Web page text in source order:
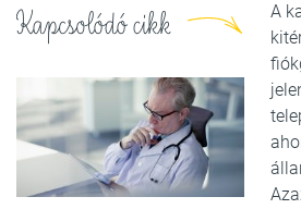
Kapcsolódó cikk
A